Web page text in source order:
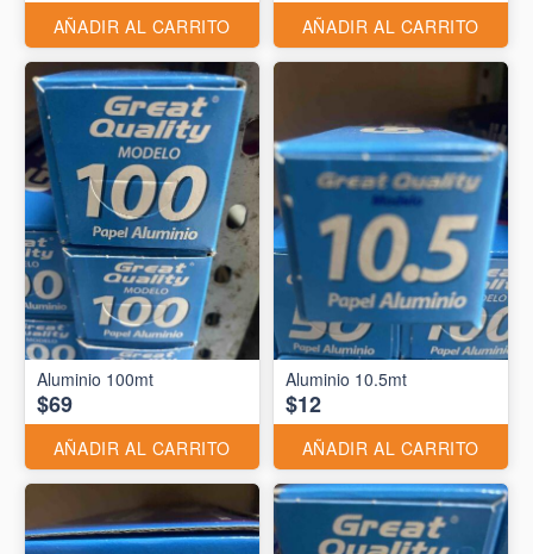
AÑADIR AL CARRITO AÑADIR AL CARRITO
$69
AÑADIR AL CARRITO
Aluminio 10.5mt
$12
AÑADIR AL CARRITO